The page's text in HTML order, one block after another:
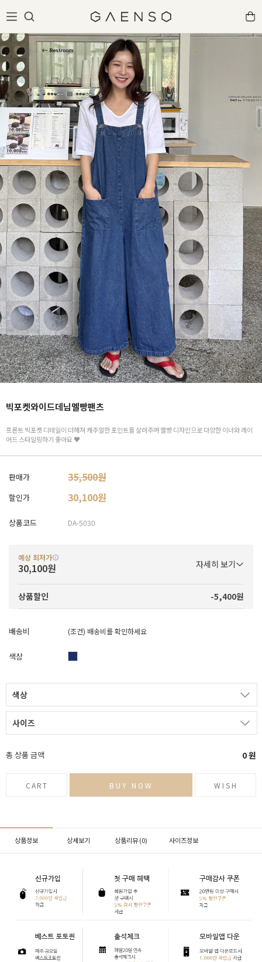
빅포켓와이드데님멜빵팬츠
프론트 빅포켓 디테일이 더해져 캐주얼한 포인트를 살려주며 멜빵 디자인으로 다양한 이너와 레이
어드 스타일링하기 좋아요 ♥
판매가 35,500원
할인가 30,100원
상품코드 DA-5030
예상 최저가
30,100원 자세히 보기
상품할인 -5,400원
배송비 (조건) 배송비를 확인하세요
색상
색상
사이즈
총 상품 금액 0원
CART BUY NOW WISH
상품정보 상세보기 상품리뷰 (0) 사이즈정보